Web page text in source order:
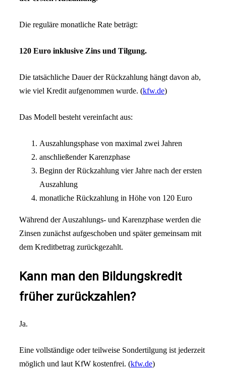
Die reguläre monatliche Rate beträgt:
120 Euro inklusive Zins und Tilgung.
Die tatsächliche Dauer der Rückzahlung hängt davon ab,
wie viel Kredit aufgenommen wurde. (kfw.de)
Das Modell besteht vereinfacht aus:
Auszahlungsphase von maximal zwei Jahren
anschließender Karenzphase
Beginn der Rückzahlung vier Jahre nach der ersten
Auszahlung
monatliche Rückzahlung in Höhe von 120 Euro
Während der Auszahlungs- und Karenzphase werden die
Zinsen zunächst aufgeschoben und später gemeinsam mit
dem Kreditbetrag zurückgezahlt.
Kann man den Bildungskredit
früher zurückzahlen?
Ja.
Eine vollständige oder teilweise Sondertilgung ist jederzeit
möglich und laut KfW kostenfrei. (kfw.de)